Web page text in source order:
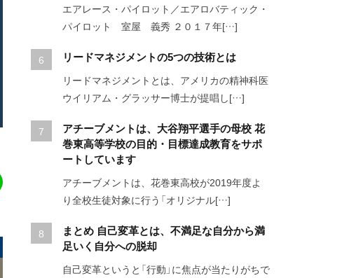
エアレース・パイロット／エアロバティック・
パイロット 室屋 義秀 ２０１７年[…]
リードマネジメントの5つの技術とは
リードマネジメントとは、アメリカの精神科医
ウイリアム・グラッサー博士が提唱し[…]
アチーブメントは、大谷翔平選手の母校 花
巻東高等学校の目的・目標達成教育をサポ
ートしています
アチーブメントは、花巻東高校が2019年度よ
り全校生徒対象に行う「オリジナル[…]
まとめ 自己変革とは、不満足な自分から満
足いく自分への脱却
自己変革というと「行動」に焦点が当たりがちで